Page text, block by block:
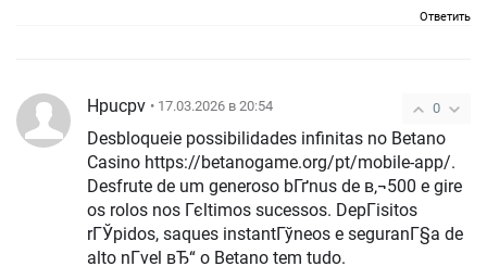
Ответить
0
Hpucpv • 17.03.2026 в 20:54
Desbloqueie possibilidades infinitas no Betano
Casino https://betanogame.org/pt/mobile-app/.
Desfrute de um generoso bГґnus de в‚¬500 e gire
os rolos nos Гєltimos sucessos. DepГіsitos
rГЎpidos, saques instantГўneos e seguranГ§a de
alto nГ­vel вЂ“ o Betano tem tudo.